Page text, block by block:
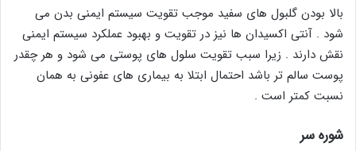
بالا بودن گلبول های سفید موجب تقویت سیستم ایمنی بدن می
شود . آنتی اکسیدان ها نیز در تقویت و بهبود عملکرد سیستم ایمنی
نقش دارند . زیرا سبب تقویت سلول های پوستی می شود و هر چقدر
پوست سالم تر باشد احتمال ابتلا به بیماری های عفونی به همان
نسبت کمتر است .
شوره سر